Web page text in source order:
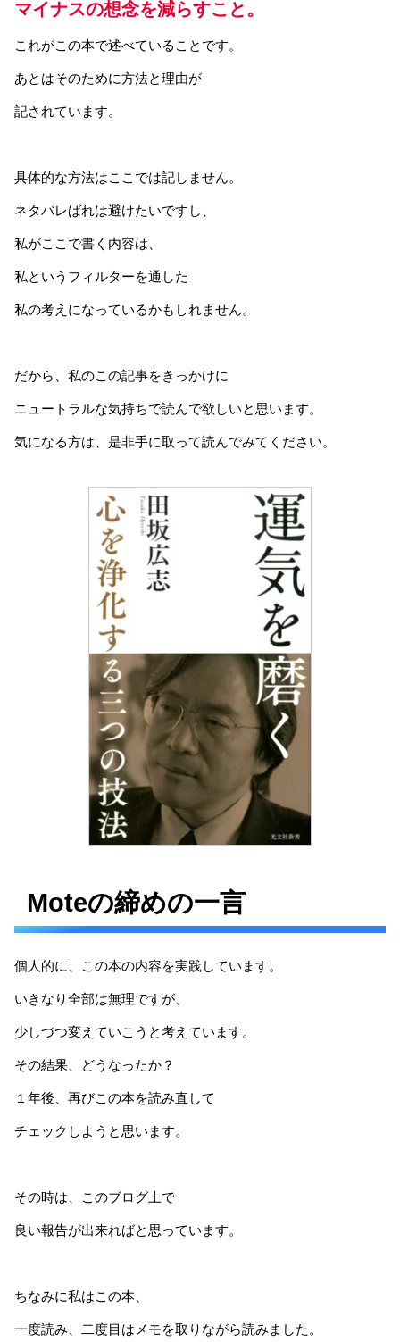
マイナスの想念を減らすこと。
これがこの本で述べていることです。
あとはそのために方法と理由が
記されています。
具体的な方法はここでは記しません。
ネタバレばれは避けたいですし、
私がここで書く内容は、
私というフィルターを通した
私の考えになっているかもしれません。
だから、私のこの記事をきっかけに
ニュートラルな気持ちで読んで欲しいと思います。
気になる方は、是非手に取って読んでみてください。
Moteの締めの一言
個人的に、この本の内容を実践しています。
いきなり全部は無理ですが、
少しづつ変えていこうと考えています。
その結果、どうなったか？
１年後、再びこの本を読み直して
チェックしようと思います。
その時は、このブログ上で
良い報告が出来ればと思っています。
ちなみに私はこの本、
一度読み、二度目はメモを取りながら読みました。